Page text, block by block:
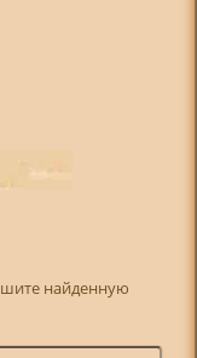
найденную